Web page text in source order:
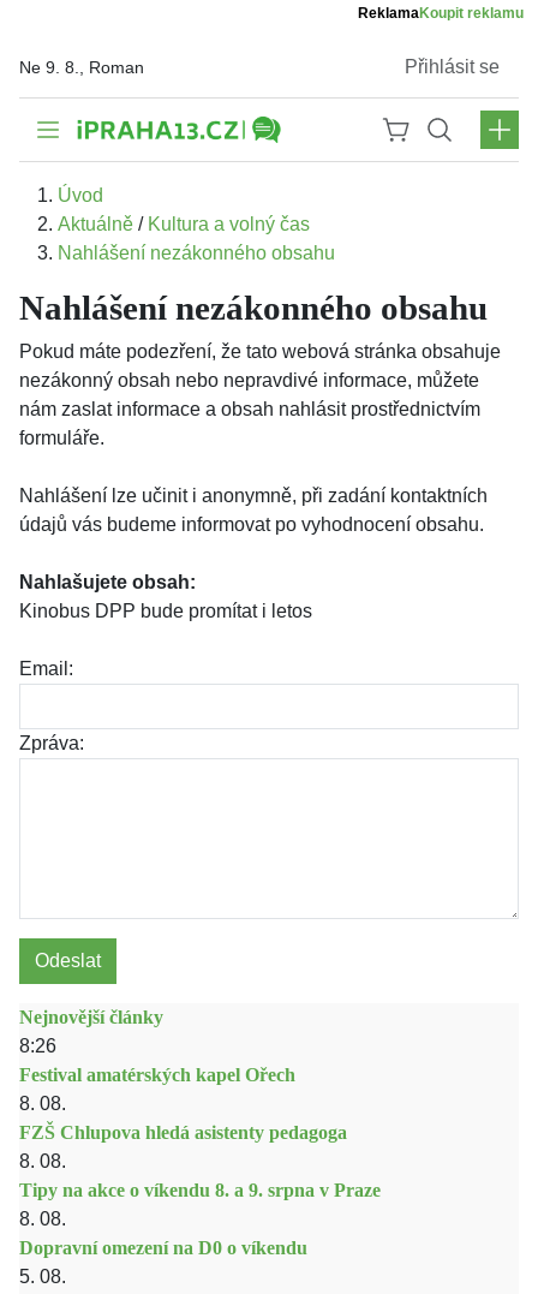
ReklamaKoupit reklamu
Ne 9. 8., Roman Přihlásit se
Úvod
Aktuálně / Kultura a volný čas
Nahlášení nezákonného obsahu
Nahlášení nezákonného obsahu
Pokud máte podezření, že tato webová stránka obsahuje
nezákonný obsah nebo nepravdivé informace, můžete
nám zaslat informace a obsah nahlásit prostřednictvím
formuláře.
Nahlášení lze učinit i anonymně, při zadání kontaktních
údajů vás budeme informovat po vyhodnocení obsahu.
Nahlašujete obsah:
Kinobus DPP bude promítat i letos
Email:
Zpráva:
Odeslat
Nejnovější články
8:26
Festival amatérských kapel Ořech
8. 08.
FZŠ Chlupova hledá asistenty pedagoga
8. 08.
Tipy na akce o víkendu 8. a 9. srpna v Praze
8. 08.
Dopravní omezení na D0 o víkendu
5. 08.